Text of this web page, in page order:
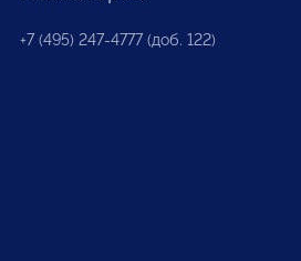
+7 (495) 247-4777 (доб. 122)